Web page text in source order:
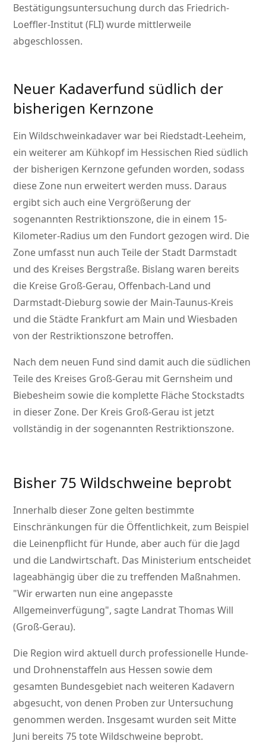
Bestätigungsuntersuchung durch das Friedrich-
Loeffler-Institut (FLI) wurde mittlerweile
abgeschlossen.
Neuer Kadaverfund südlich der
bisherigen Kernzone
Ein Wildschweinkadaver war bei Riedstadt-Leeheim,
ein weiterer am Kühkopf im Hessischen Ried südlich
der bisherigen Kernzone gefunden worden, sodass
diese Zone nun erweitert werden muss. Daraus
ergibt sich auch eine Vergrößerung der
sogenannten Restriktionszone, die in einem 15-
Kilometer-Radius um den Fundort gezogen wird. Die
Zone umfasst nun auch Teile der Stadt Darmstadt
und des Kreises Bergstraße. Bislang waren bereits
die Kreise Groß-Gerau, Offenbach-Land und
Darmstadt-Dieburg sowie der Main-Taunus-Kreis
und die Städte Frankfurt am Main und Wiesbaden
von der Restriktionszone betroffen.
Nach dem neuen Fund sind damit auch die südlichen
Teile des Kreises Groß-Gerau mit Gernsheim und
Biebesheim sowie die komplette Fläche Stockstadts
in dieser Zone. Der Kreis Groß-Gerau ist jetzt
vollständig in der sogenannten Restriktionszone.
Bisher 75 Wildschweine beprobt
Innerhalb dieser Zone gelten bestimmte
Einschränkungen für die Öffentlichkeit, zum Beispiel
die Leinenpflicht für Hunde, aber auch für die Jagd
und die Landwirtschaft. Das Ministerium entscheidet
lageabhängig über die zu treffenden Maßnahmen.
Wir erwarten nun eine angepasste
Allgemeinverfügung , sagte Landrat Thomas Will
(Groß-Gerau).
Die Region wird aktuell durch professionelle Hunde-
und Drohnenstaffeln aus Hessen sowie dem
gesamten Bundesgebiet nach weiteren Kadavern
abgesucht, von denen Proben zur Untersuchung
genommen werden. Insgesamt wurden seit Mitte
Juni bereits 75 tote Wildschweine beprobt.